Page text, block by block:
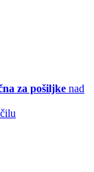
za pošiljke nad